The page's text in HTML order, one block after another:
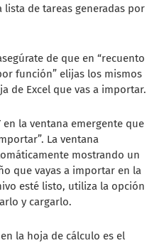
de tareas generadas por
de que en “recuento
función” elijas los mismos
de Excel que vas a importar.
en la ventana emergente que
La ventana
mostrando un
que vayas a importar en la
esté listo, utiliza la opción
y cargarlo.
la hoja de cálculo es el